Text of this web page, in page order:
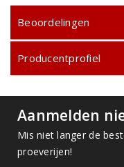
Beoordelingen
Producentprofiel
Aanmelden
Mis niet langer de
proeverijen!